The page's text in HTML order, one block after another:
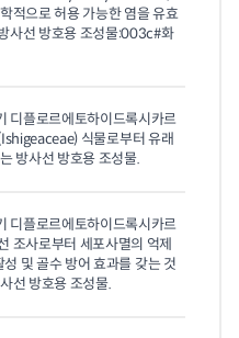
적으로 허용 가능한 염을 유효
사선 방호용 조성물:003c#화
디플로르에토하이드록시카르
식물로부터 유래
방사선 방호용 조성물.
디플로르에토하이드록시카르
조사로부터 세포사멸의 억제
성 및 골수 방어 효과를 갖는 것
선 방호용 조성물.